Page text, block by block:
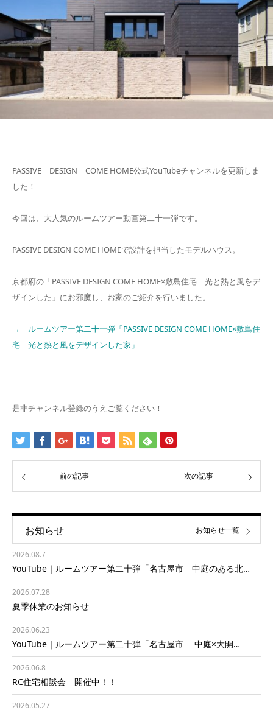
PASSIVE DESIGN COME HOME公式YouTubeチャンネルを更新しま
した！
今回は、大人気のルームツアー動画第二十一弾です。
PASSIVE DESIGN COME HOMEで設計を担当したモデルハウス。
京都府の「PASSIVE DESIGN COME HOME×敷島住宅 光と熱と風をデ
ザインした」にお邪魔し、お家のご紹介を行いました。
→ ルームツアー第二十一弾「PASSIVE DESIGN COME HOME×敷島住
宅 光と熱と風をデザインした家」
是非チャンネル登録のうえご覧ください！
前の記事 次の記事
お知らせ
2026.08.7
YouTube｜ルームツアー第二十弾「名古屋市 中庭のある北…
2026.07.28
夏季休業のお知らせ
2026.06.23
YouTube｜ルームツアー第二十弾「名古屋市 中庭×大開…
2026.06.8
RC住宅相談会 開催中！！
2026.05.27
お知らせ一覧